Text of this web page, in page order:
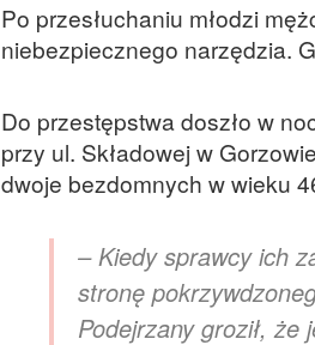
Po przesłuchaniu młodzi
niebezpiecznego narzędzia.
Do przestępstwa doszło w
przy ul. Składowej w
dwoje bezdomnych w wieku
– Kiedy sprawcy ich
stronę
Podejrzany groził,